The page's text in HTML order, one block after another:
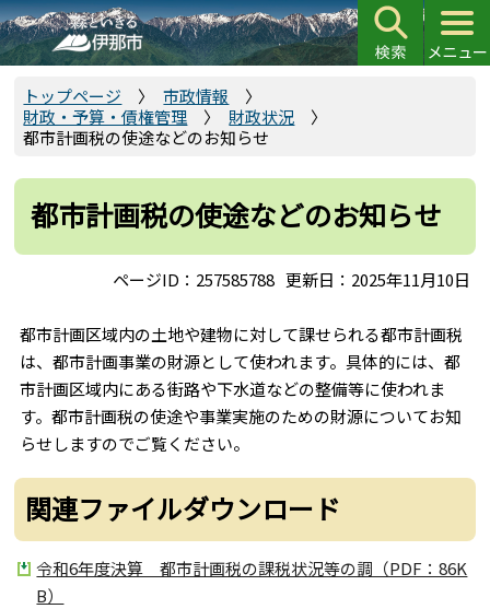
こ
の
ペ
先
トップページ
市政情報
財政・予算・債権管理
財政状況
都市計画税の使途などのお知らせ
都市計画税の使途などのお知らせ
ページID：257585788 更新日：2025年11月10日
都市計画区域内の土地や建物に対して課せられる都市計画税
は、都市計画事業の財源として使われます。具体的には、都
市計画区域内にある街路や下水道などの整備等に使われま
す。都市計画税の使途や事業実施のための財源についてお知
らせしますのでご覧ください。
関連ファイルダウンロード
令和6年度決算 都市計画税の課税状況等の調（PDF：86K
B）